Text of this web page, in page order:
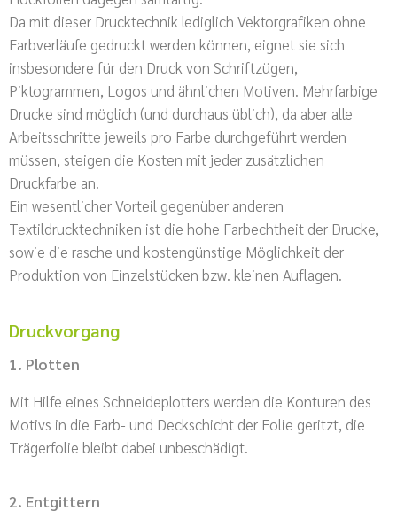
Da mit dieser Drucktechnik lediglich Vektorgrafiken ohne
Farbverläufe gedruckt werden können, eignet sie sich
insbesondere für den Druck von Schriftzügen,
Piktogrammen, Logos und ähnlichen Motiven. Mehrfarbige
Drucke sind möglich (und durchaus üblich), da aber alle
Arbeitsschritte jeweils pro Farbe durchgeführt werden
müssen, steigen die Kosten mit jeder zusätzlichen
Druckfarbe an.
Ein wesentlicher Vorteil gegenüber anderen
Textildrucktechniken ist die hohe Farbechtheit der Drucke,
sowie die rasche und kostengünstige Möglichkeit der
Produktion von Einzelstücken bzw. kleinen Auflagen.
Druckvorgang
1. Plotten
Mit Hilfe eines Schneideplotters werden die Konturen des
Motivs in die Farb- und Deckschicht der Folie geritzt, die
Trägerfolie bleibt dabei unbeschädigt.
2. Entgittern